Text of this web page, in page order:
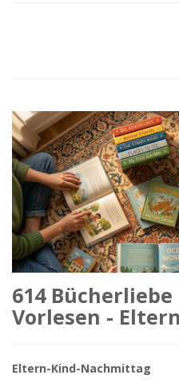
614
Vorlesen -
Eltern-Kind-Nachmittag